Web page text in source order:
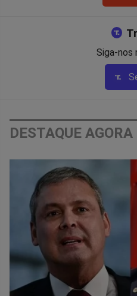
Siga-nos
DESTAQUE AGORA